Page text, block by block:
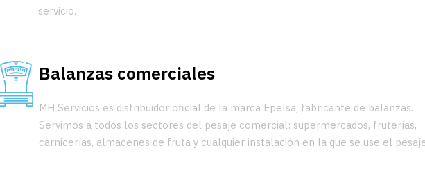
servicio.
Balanzas comerciales
MH Servicios es distribuidor oficial de la marca Epelsa, fabricante de balanzas.
Servimos a todos los sectores del pesaje comercial: supermercados, fruterías,
carnicerías, almacenes de fruta y cualquier instalación en la que se use el